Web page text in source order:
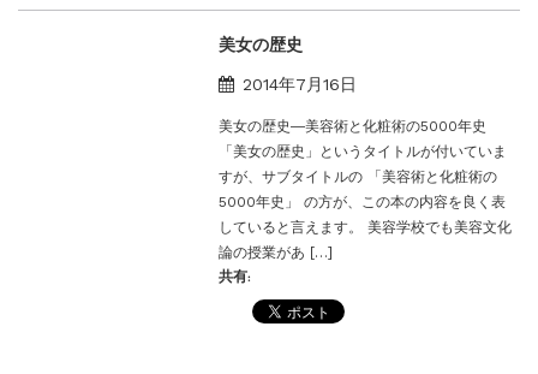
美女の歴史
2014年7月16日
美女の歴史―美容術と化粧術の5000年史
「美女の歴史」というタイトルが付いていま
すが、サブタイトルの 「美容術と化粧術の
5000年史」 の方が、この本の内容を良く表
していると言えます。 美容学校でも美容文化
論の授業があ […]
共有: